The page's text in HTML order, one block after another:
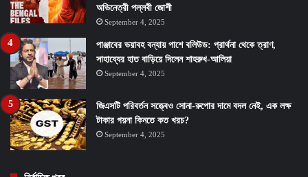
অভিনেত্রী পল্লবী জোশী
September 4, 2025
পাঞ্জাবের ভয়াবহ বন্যায় পাশে বলিউড: প্রার্থনা থেকে ত্রাণ,
সাহায্যের হাত বাড়িয়ে দিলেন শাহরুখ-আলিয়া
September 4, 2025
জিএসটি পরিবর্তন সত্ত্বেও সোনা-রুপোর দামে বদল নেই, এক লক্ষ
টাকার গয়না কিনতে কত খরচ?
September 4, 2025